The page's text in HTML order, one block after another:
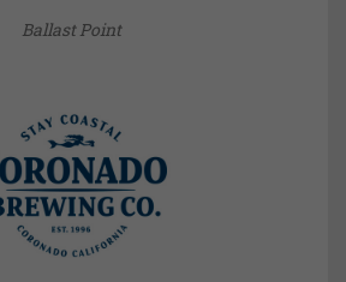
Ballast Point